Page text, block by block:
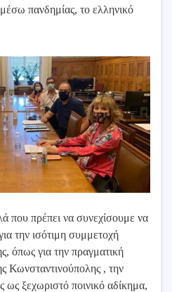
μέσω πανδημίας, το ελληνικό
που πρέπει να συνεχίσουμε να
την ισότιμη συμμετοχή
όπως για την πραγματική
Κωνσταντινούπολης , την
ως ξεχωριστό ποινικό αδίκημα,